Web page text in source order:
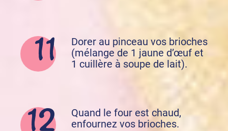
Dorer au pinceau vos brioches
(mélange de 1 jaune d’œuf et
1 cuillère à soupe de lait).
Quand le four est chaud,
enfournez vos brioches.